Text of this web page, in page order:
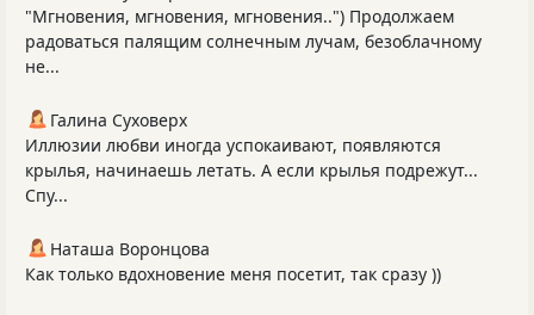
"Мгновения, мгновения, мгновения..") Продолжаем
радоваться палящим солнечным лучам, безоблачному
не...
Галина Суховерх
Иллюзии любви иногда успокаивают, появляются
крылья, начинаешь летать. А если крылья подрежут...
Спу...
Наташа Воронцова
Как только вдохновение меня посетит, так сразу ))